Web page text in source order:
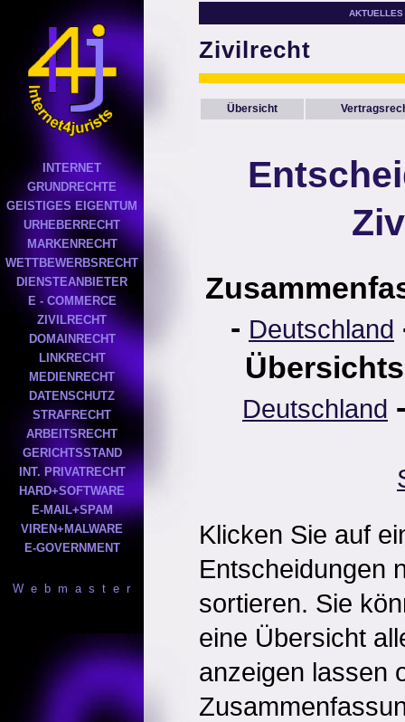
INTERNET
GRUNDRECHTE
GEISTIGES EIGENTUM
URHEBERRECHT
MARKENRECHT
WETTBEWERBSRECHT
DIENSTEANBIETER
E - COMMERCE
ZIVILRECHT
DOMAINRECHT
LINKRECHT
MEDIENRECHT
DATENSCHUTZ
STRAFRECHT
ARBEITSRECHT
GERICHTSSTAND
INT. PRIVATRECHT
HARD+SOFTWARE
E-MAIL+SPAM
VIREN+MALWARE
E-GOVERNMENT
W e b m a s t e r
AKTUELLES
Zivilrecht
Übersicht
- Deutschland
Deutschland
Klicken Sie auf
Entscheidungen
sortieren. Sie
eine Übersicht
anzeigen lassen